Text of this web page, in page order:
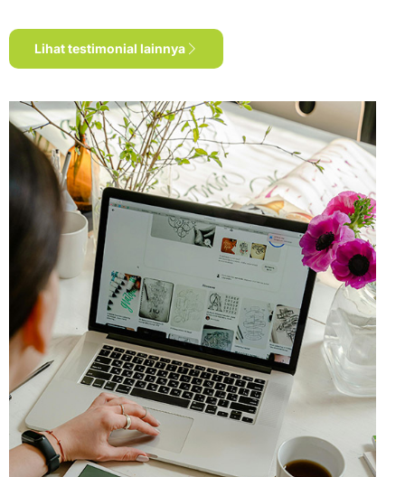
Lihat testimonial lainnya